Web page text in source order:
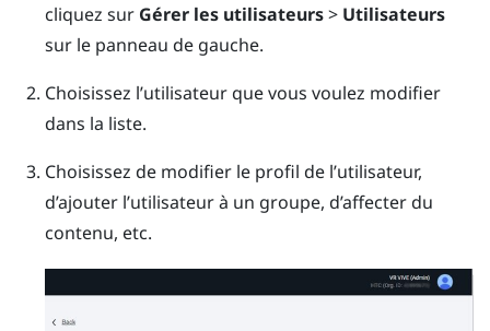
cliquez sur Gérer les utilisateurs> Utilisateurs
sur le panneau de gauche.
Choisissez l’utilisateur que vous voulez modifier
dans la liste.
Choisissez de modifier le profil de l’utilisateur,
d’ajouter l’utilisateur à un groupe, d’affecter du
contenu, etc.